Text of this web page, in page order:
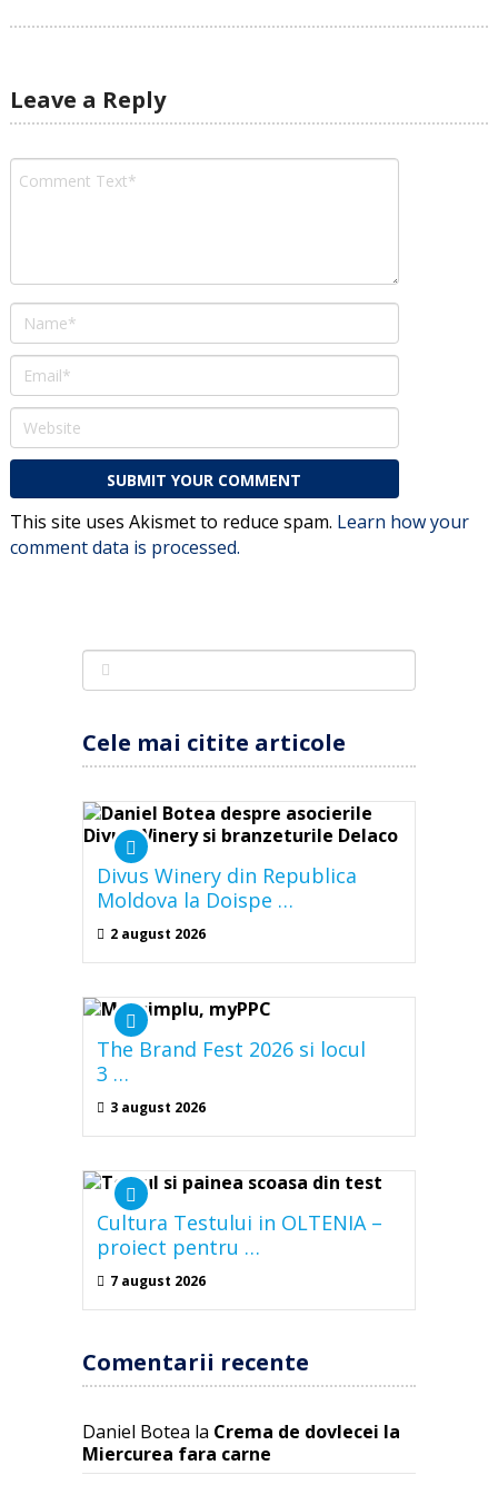
Leave a Reply
This site uses Akismet to reduce spam. Learn how your
comment data is processed.
Cele mai citite articole
Divus Winery din Republica
Moldova la Doispe …
2 august 2026
The Brand Fest 2026 si locul
3 …
3 august 2026
Cultura Testului in OLTENIA –
proiect pentru …
7 august 2026
Comentarii recente
Daniel Botea la Crema de dovlecei la
Miercurea fara carne